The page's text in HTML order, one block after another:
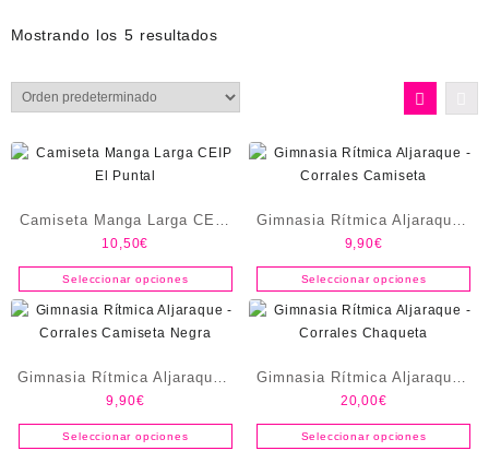
Mostrando los 5 resultados
Camiseta Manga Larga CEIP
El Puntal
10,50€
Seleccionar opciones
Gimnasia Rítmica Aljaraque -
Corrales Camiseta
9,90€
Seleccionar opciones
Gimnasia Rítmica Aljaraque -
Corrales Camiseta Negra
9,90€
Seleccionar opciones
Gimnasia Rítmica Aljaraque -
Corrales Chaqueta
20,00€
Seleccionar opciones